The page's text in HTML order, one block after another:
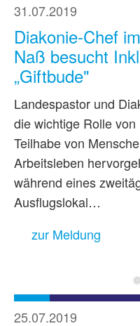
31.07.2019
Diakonie-Chef
Naß besucht
„Giftbude"
Landespastor und
die wichtige Rolle
Teilhabe von
Arbeitsleben
während eines
Ausflugslokal…
zur Meldung
25.07.2019